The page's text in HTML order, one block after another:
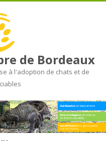
de Bordeaux
à l'adoption de chats et de